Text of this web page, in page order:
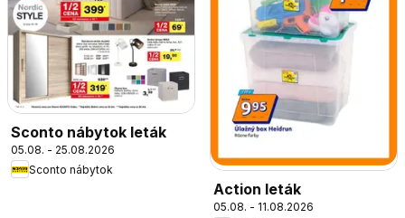
Sconto nábytok leták
05.08. - 25.08.2026
Sconto nábytok
Action leták
05.08. - 11.08.2026